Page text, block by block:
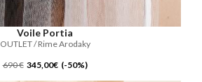
Voile Portia
OUTLET / Rime Arodaky
690 € 345,00€ (-50%)